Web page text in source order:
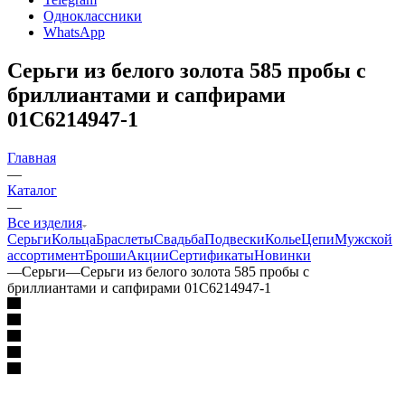
Одноклассники
WhatsApp
Серьги из белого золота 585 пробы с
бриллиантами и сапфирами
01С6214947-1
Главная
—
Каталог
—
Все изделия
СерьгиКольцаБраслетыСвадьбаПодвескиКольеЦепиМужской
ассортиментБрошиАкцииСертификатыНовинки
—Серьги—Серьги из белого золота 585 пробы с
бриллиантами и сапфирами 01С6214947-1